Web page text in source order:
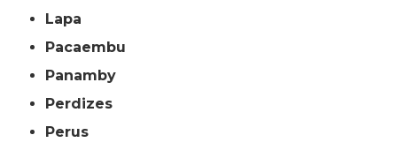
Lapa
Pacaembu
Panamby
Perdizes
Perus